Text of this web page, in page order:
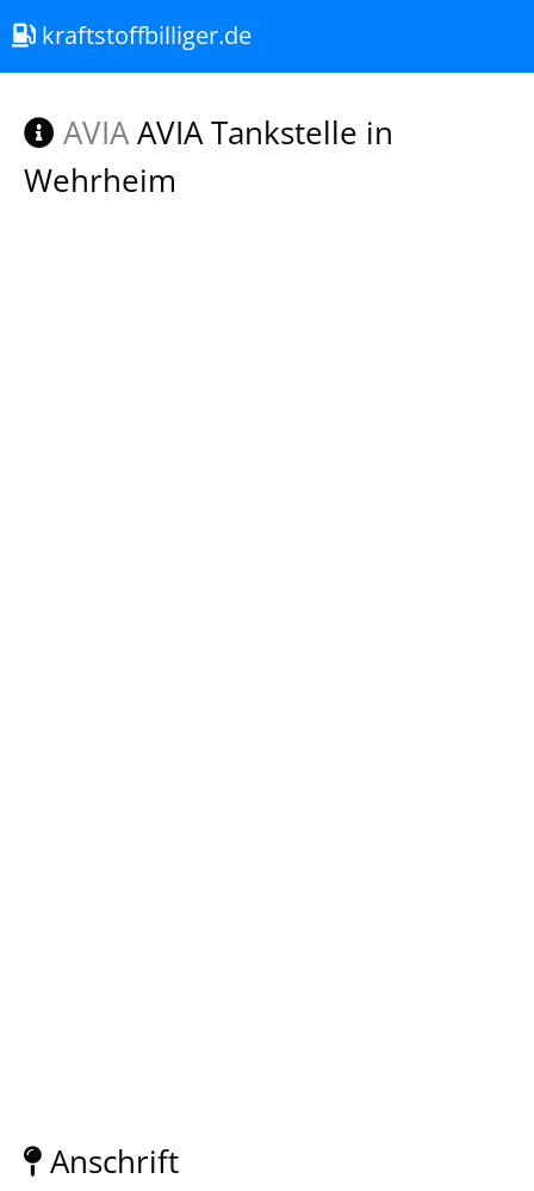
kraftstoffbilliger.de
AVIAAVIA Tankstelle in
Wehrheim
Anschrift